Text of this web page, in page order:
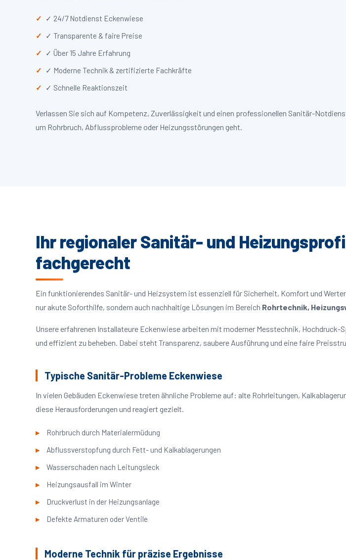
✓ 24/7 Notdienst Eckenwiese
✓ Transparente & faire Preise
✓ Über 15 Jahre Erfahrung
✓ Moderne Technik & zertifizierte Fachkräfte
✓ Schnelle Reaktionszeit
Verlassen Sie sich auf Kompetenz, Zuverlässigkeit und einen professionellen Sanitär-
um Rohrbruch, Abflussprobleme oder Heizungsstörungen geht.
Ihr regionaler Sanitär- und
fachgerecht
Ein funktionierendes Sanitär- und Heizsystem ist essenziell für Sicherheit, Komfort und
nur akute Soforthilfe, sondern auch nachhaltige Lösungen im Bereich Rohrtechnik,
Unsere erfahrenen Installateure Eckenwiese arbeiten mit moderner Messtechnik,
und effizient zu beheben. Dabei steht Transparenz, saubere Ausführung und eine faire
Typische Sanitär-Probleme Eckenwiese
In vielen Gebäuden Eckenwiese treten ähnliche Probleme auf: alte Rohrleitungen,
diese Herausforderungen und reagiert gezielt.
Rohrbruch durch Materialermüdung
Abflussverstopfung durch Fett- und Kalkablagerungen
Wasserschaden nach Leitungsleck
Heizungsausfall im Winter
Druckverlust in der Heizungsanlage
Defekte Armaturen oder Ventile
Moderne Technik für präzise Ergebnisse